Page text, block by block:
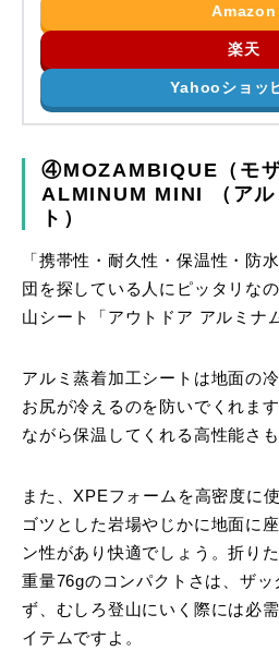
Amazon
楽天
Yahooショッ
④MOZAMBIQUE（モザ
ALMINUM MINI （アル
ト）
「携帯性・耐久性・保温性・防
団を探している人にピッタリな
山シート「アウトドア アルミナ
アルミ蒸着加工シートは地面の
お尻が冷えるのを防いでくれま
ながら保温してくれる高性能さ
また、XPEフォームを高密度に
ゴツとした岩場やじかに地面に
ン性があり快適でしょう。折り
重量76gのコンパクトさは、ザ
ず、むしろ登山にいく際には必
イテムですよ。